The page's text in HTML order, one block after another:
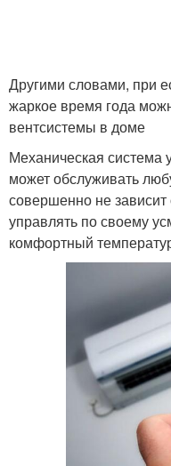
Другими словами, при
жаркое время года
вентсистемы в доме
Механическая система
может обслуживать
совершенно не
управлять по своему
комфортный